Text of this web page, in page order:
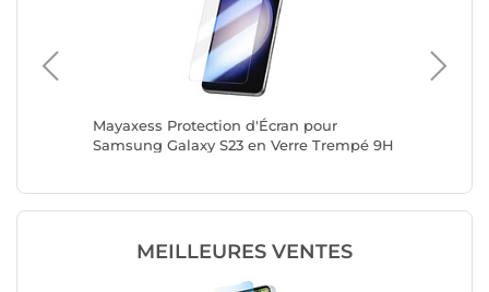
Mayaxess Protection d'Écran pour
Samsung Galaxy S23 en Verre Trempé 9H
MEILLEURES VENTES